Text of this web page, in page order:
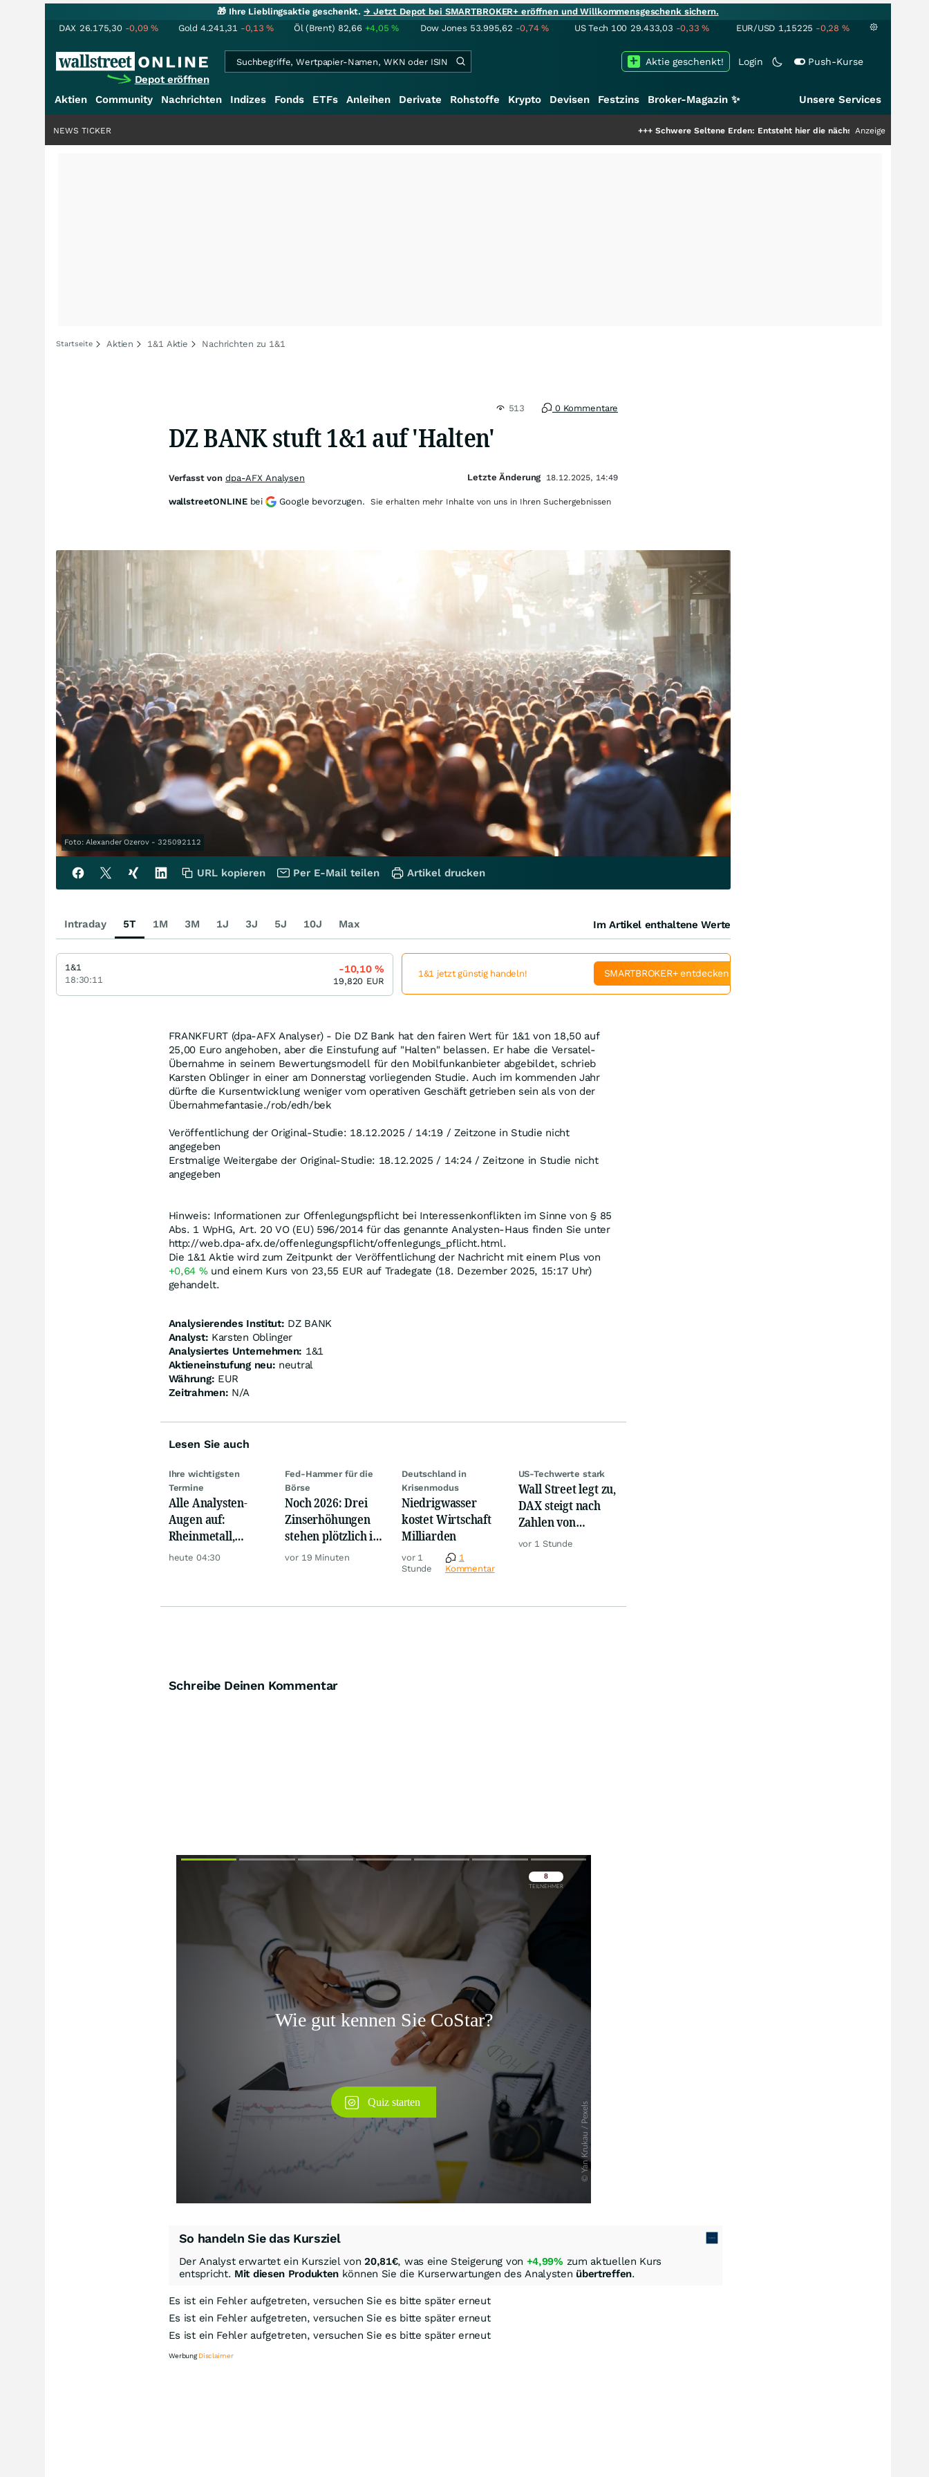
🎁 Ihre Lieblingsaktie geschenkt.→ Jetzt Depot bei SMARTBROKER+ eröffnen und Willkommensgeschenk sichern.
DAX 26.175,30 -0,09% Gold 4.241,31 -0,13% Öl (Brent) 82,66 +4,05% Dow Jones 53.995,62 -0,74% US Tech 100 29.433,03 -0,33% EUR/USD 1,15225 -0,28 %
Depot eröffnen
Login Push-Kurse
Aktie geschenkt!
Aktien Community Nachrichten Indizes Fonds ETFs Anleihen Derivate Rohstoffe Krypto Devisen Festzins Broker-Magazin ✨ Unsere Services
Schwere Seltene Erden: Entsteht hier die nächste Milliardenstory? +++
Anzeige
NEWS TICKER
Startseite Aktien 1&1 Aktie Nachrichten zu 1&1
513 0 Kommentare
DZ BANK stuft 1&1 auf 'Halten'
Foto: Alexander Ozerov - 325092112
FRANKFURT (dpa-AFX Analyser) - Die DZ Bank hat den fairen Wert für 1&1 von 18,50 auf
25,00 Euro angehoben, aber die Einstufung auf "Halten" belassen. Er habe die Versatel-
Übernahme in seinem Bewertungsmodell für den Mobilfunkanbieter abgebildet, schrieb
Karsten Oblinger in einer am Donnerstag vorliegenden Studie. Auch im kommenden Jahr
dürfte die Kursentwicklung weniger vom operativen Geschäft getrieben sein als von der
Übernahmefantasie./rob/edh/bek
Veröffentlichung der Original-Studie: 18.12.2025 / 14:19 / Zeitzone in Studie nicht
angegeben
Erstmalige Weitergabe der Original-Studie: 18.12.2025 / 14:24 / Zeitzone in Studie nicht
angegeben
Hinweis: Informationen zur Offenlegungspflicht bei Interessenkonflikten im Sinne von § 85
Abs. 1 WpHG, Art. 20 VO (EU) 596/2014 für das genannte Analysten-Haus finden Sie unter
http://web.dpa-afx.de/offenlegungspflicht/offenlegungs_pflicht.html.
Die 1&1 Aktie wird zum Zeitpunkt der Veröffentlichung der Nachricht mit einem Plus von
+0,64 %und einem Kurs von 23,55 EUR auf Tradegate (18. Dezember 2025, 15:17 Uhr)
gehandelt.
Analysierendes Institut: DZ BANK
Analyst: Karsten Oblinger
Analysiertes Unternehmen: 1&1
Aktieneinstufung neu: neutral
Währung: EUR
Zeitrahmen: N/A
Lesen Sie auch
Ihre wichtigsten
Termine
Alle Analysten-
Augen auf:
Rheinmetall,
Deutsche Telekom,
heute 04:30
Fed-Hammer für die
Börse
Noch 2026: Drei
Zinserhöhungen
stehen plötzlich im
Raum
vor 19 Minuten
Deutschland in
Krisenmodus
Niedrigwasser
kostet Wirtschaft
Milliarden
vor 1
Stunde
1
Kommentar
US-Techwerte stark
Wall Street legt zu,
DAX steigt nach
Zahlen von
Telekom, Henkel
vor 1 Stunde
Schreibe Deinen Kommentar
Überspringen
Überspringen
So handeln Sie das Kursziel
Der Analyst erwartet ein Kursziel von20,81€, was eine Steigerung von +4,99% zum aktuellen Kurs
entspricht. Mit diesen Produkten können Sie die Kurserwartungen des Analysten übertreffen.
Es ist ein Fehler aufgetreten, versuchen Sie es bitte später erneut
Es ist ein Fehler aufgetreten, versuchen Sie es bitte später erneut
Es ist ein Fehler aufgetreten, versuchen Sie es bitte später erneut
WerbungDisclaimer
Verfasst von dpa-AFX Analysen Letzte Änderung 18.12.2025, 14:49
wallstreetONLINE bei Google bevorzugen. Sie erhalten mehr Inhalte von uns in Ihren Suchergebnissen
URL kopieren Per E-Mail teilen Artikel drucken
Intraday 5T 1M 3M 1J 3J 5J 10J Max Im Artikel enthaltene Werte
1&1
18:30:11
-10,10%
19,820 EUR
1&1 jetzt günstig handeln! SMARTBROKER+ entdecken